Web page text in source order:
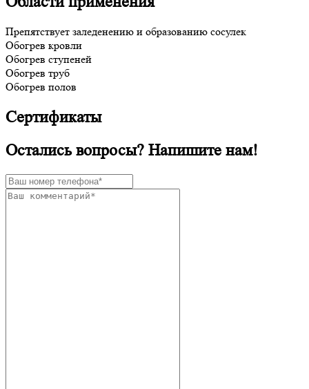
Препятствует заледенению и образованию сосулек
Обогрев кровли
Обогрев ступеней
Обогрев труб
Обогрев полов
Сертификаты
Остались вопросы? Напишите нам!